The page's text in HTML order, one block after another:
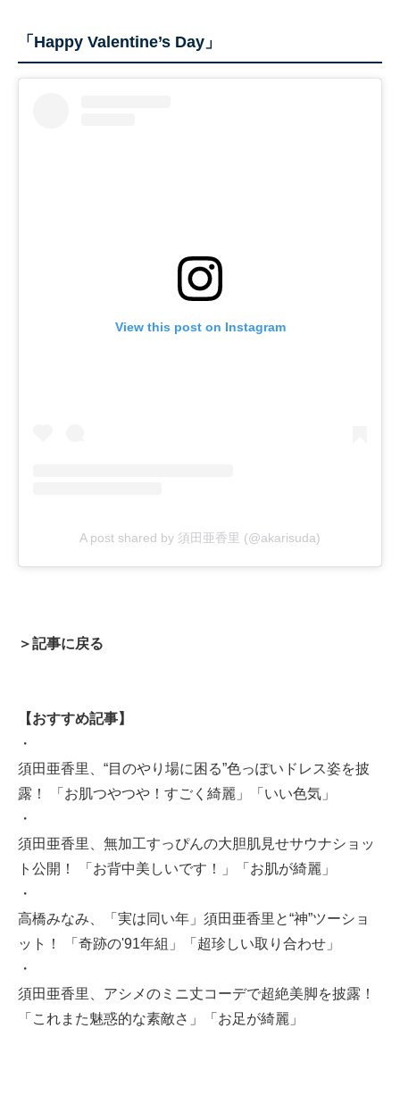
「Happy Valentine’s Day」
View this post on Instagram
A post shared by 須田亜香里 (@akarisuda)
＞記事に戻る
【おすすめ記事】
・
須田亜香里、“目のやり場に困る”色っぽいドレス姿を披
露！ 「お肌つやつや！すごく綺麗」「いい色気」
・
須田亜香里、無加工すっぴんの大胆肌見せサウナショッ
ト公開！ 「お背中美しいです！」「お肌が綺麗」
・
高橋みなみ、「実は同い年」須田亜香里と“神”ツーショ
ット！ 「奇跡の'91年組」「超珍しい取り合わせ」
・
須田亜香里、アシメのミニ丈コーデで超絶美脚を披露！
「これまた魅惑的な素敵さ」「お足が綺麗」